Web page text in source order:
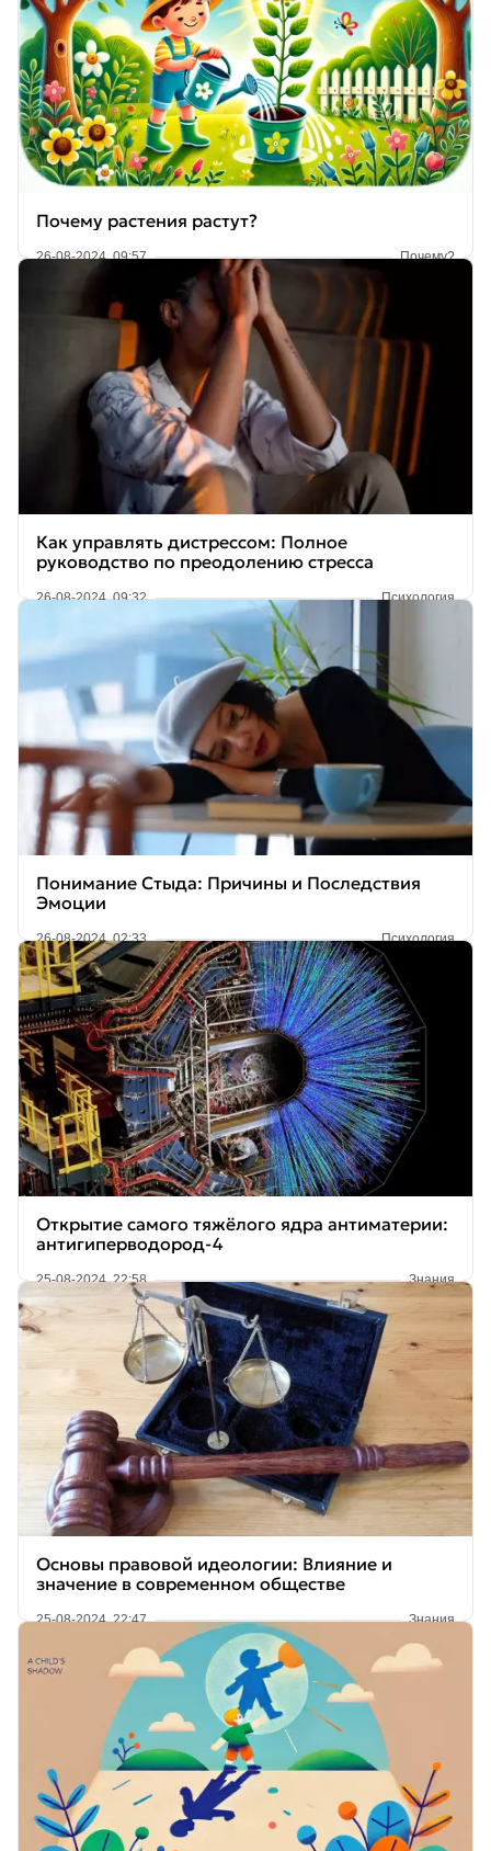
Почему растения растут?
26-08-2024, 09:57 Почему?
Как управлять дистрессом: Полное
руководство по преодолению стресса
26-08-2024, 09:32 Психология
Понимание Стыда: Причины и Последствия
Эмоции
26-08-2024, 02:33 Психология
Открытие самого тяжёлого ядра антиматерии:
антигиперводород-4
25-08-2024, 22:58 Знания
Основы правовой идеологии: Влияние и
значение в современном обществе
25-08-2024, 22:47 Знания